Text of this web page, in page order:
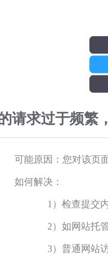
请求过于频繁
可能原因：您对该页
如何解决：
1）检查提交
2）如网站托
3）普通网站